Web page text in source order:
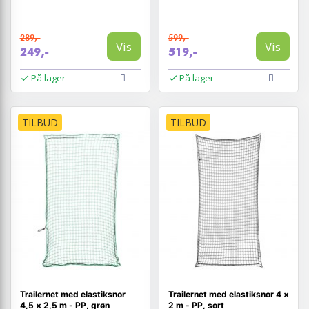
289,-
249,- Vis
På lager
599,-
519,- Vis
På lager
TILBUD
Trailernet med elastiksnor
4,5 × 2,5 m - PP, grøn
TILBUD
Trailernet med elastiksnor 4 ×
2 m - PP, sort